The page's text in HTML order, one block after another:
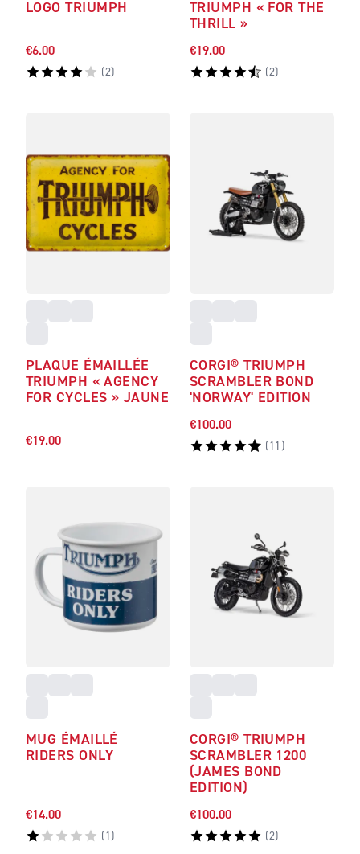
LOGO TRIUMPH
€6.00
(2)
TRIUMPH « FOR THE
THRILL »
€19.00
(2)
PLAQUE ÉMAILLÉE
TRIUMPH « AGENCY
FOR CYCLES » JAUNE
€19.00
CORGI® TRIUMPH
SCRAMBLER BOND
'NORWAY' EDITION
€100.00
( 11 )
MUG ÉMAILLÉ
RIDERS ONLY
€14.00
( 1 )
CORGI® TRIUMPH
SCRAMBLER 1200
(JAMES BOND
EDITION)
€100.00
(2)